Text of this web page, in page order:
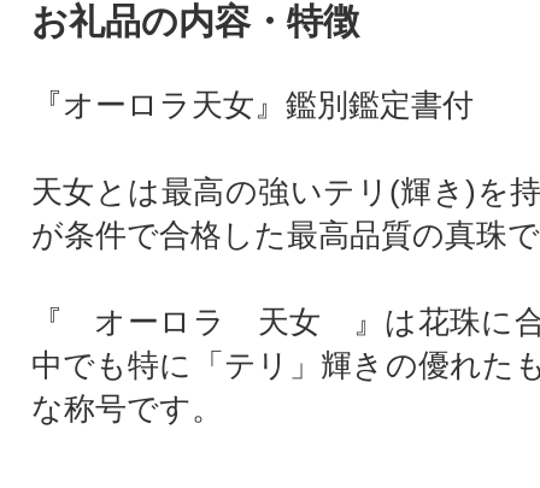
お礼品の内容・特徴
『オーロラ天女』鑑別鑑定書付
天女とは最高の強いテリ(輝き)を
が条件で合格した最高品質の真珠
『 オーロラ 天女 』は花珠に
中でも特に「テリ」輝きの優れた
な称号です。